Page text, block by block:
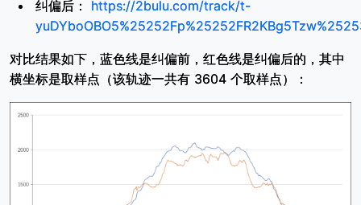
纠偏后：
https://2bulu.com/track/t-
对比结果如下，蓝色线是纠偏前，红色线是纠偏后的，其中
横坐标是取样点（该轨迹一共有 3604 个取样点）：